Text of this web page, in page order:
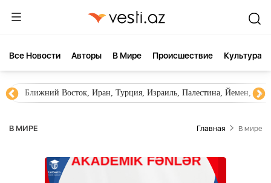
Все Новости Aвторы В Мире Происшествие Культура
Ближний Восток, Иран, Турция, Израиль, Палестина, Йемен,
В МИРЕ Главная В мире